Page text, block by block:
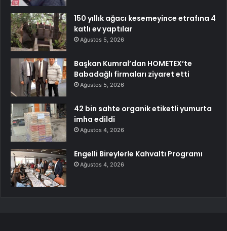
150 yıllık ağacı kesemeyince etrafına 4
katlı ev yaptılar
Ağustos 5, 2026
Başkan Kumral’dan HOMETEX’te
Babadağlı firmaları ziyaret etti
Ağustos 5, 2026
42 bin sahte organik etiketli yumurta
imha edildi
Ağustos 4, 2026
Engelli Bireylerle Kahvaltı Programı
Ağustos 4, 2026